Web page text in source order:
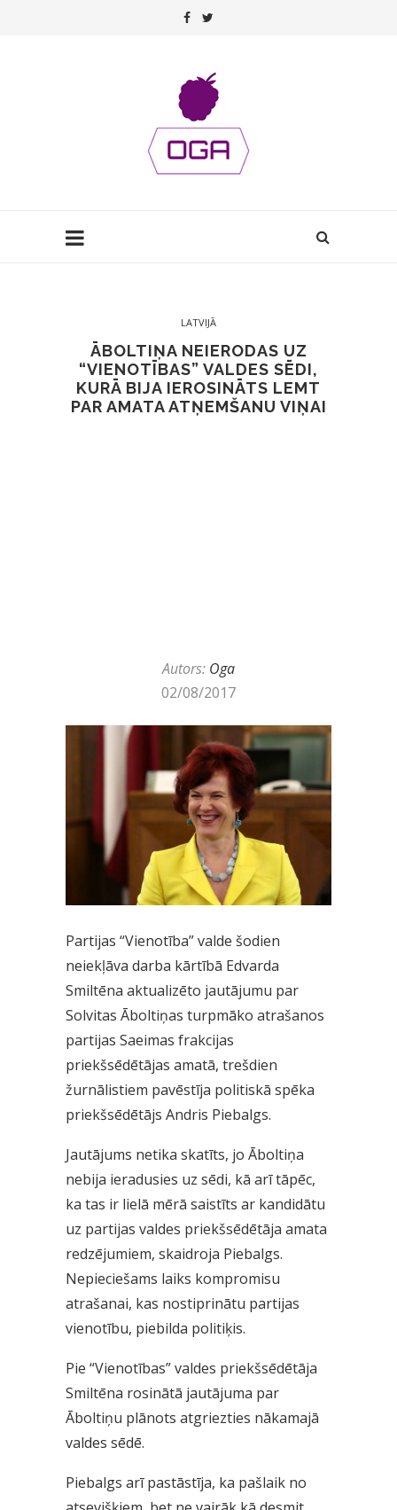
LATVIJĀ
ĀBOLTIŅA NEIERODAS UZ
“VIENOTĪBAS” VALDES SĒDI,
KURĀ BIJA IEROSINĀTS LEMT
PAR AMATA ATŅEMŠANU VIŅAI
Autors: Oga
02/08/2017
Partijas “Vienotība” valde šodien
neiekļāva darba kārtībā Edvarda
Smiltēna aktualizēto jautājumu par
Solvitas Āboltiņas turpmāko atrašanos
partijas Saeimas frakcijas
priekšsēdētājas amatā, trešdien
žurnālistiem pavēstīja politiskā spēka
priekšsēdētājs Andris Piebalgs.
Jautājums netika skatīts, jo Āboltiņa
nebija ieradusies uz sēdi, kā arī tāpēc,
ka tas ir lielā mērā saistīts ar kandidātu
uz partijas valdes priekšsēdētāja amata
redzējumiem, skaidroja Piebalgs.
Nepieciešams laiks kompromisu
atrašanai, kas nostiprinātu partijas
vienotību, piebilda politiķis.
Pie “Vienotības” valdes priekšsēdētāja
Smiltēna rosinātā jautājuma par
Āboltiņu plānots atgriezties nākamajā
valdes sēdē.
Piebalgs arī pastāstīja, ka pašlaik no